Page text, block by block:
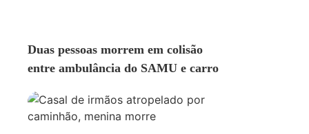
Duas pessoas morrem em colisão
entre ambulância do SAMU e carro